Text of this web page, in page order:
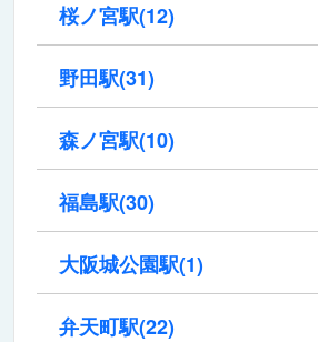
桜ノ宮駅(12)
野田駅(31)
森ノ宮駅(10)
福島駅(30)
大阪城公園駅(1)
弁天町駅(22)